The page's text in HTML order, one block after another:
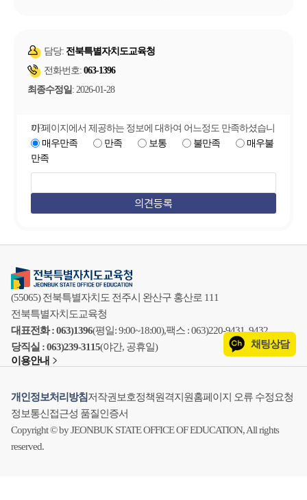
담당: 전북특별자치도교육청
전화번호: 063-1396
최종수정일: 2026-01-28
이 페이지에서 제공하는 정보에 대하여 어느정도 만족하셨습니까?
매우만족
만족 보통 불만족
매우불
만족
(55065) 전북특별자치도 전주시 완산구 홍산로 111
전북특별자치도교육청
대표전화 : 063)1396(평일: 9:00~18:00),팩스 : 063)220-9431, 9432
당직실 : 063)239-3115(야간, 공휴일)
이용안내
채팅상담
개인정보처리방침저작권보호정책원격지원홈페이지 오류 수정요청
정보통신접근성 품질인증서
Copyright © by JEONBUK STATE OFFICE OF EDUCATION, All rights
reserved.